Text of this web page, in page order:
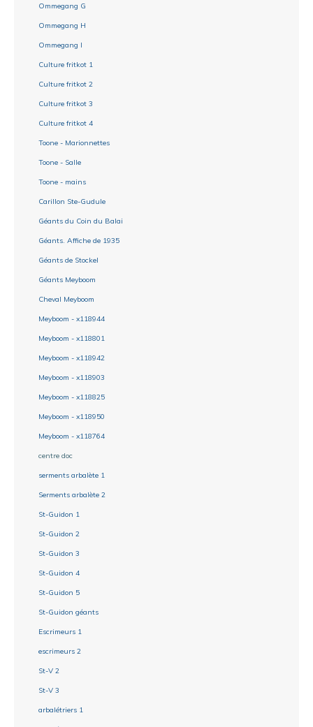
Ommegang G
Ommegang H
Ommegang I
Culture fritkot 1
Culture fritkot 2
Culture fritkot 3
Culture fritkot 4
Toone - Marionnettes
Toone - Salle
Toone - mains
Carillon Ste-Gudule
Géants du Coin du Balai
Géants. Affiche de 1935
Géants de Stockel
Géants Meyboom
Cheval Meyboom
Meyboom - x118944
Meyboom - x118801
Meyboom - x118942
Meyboom - x118903
Meyboom - x118825
Meyboom - x118950
Meyboom - x118764
centre doc
serments arbalète 1
Serments arbalète 2
St-Guidon 1
St-Guidon 2
St-Guidon 3
St-Guidon 4
St-Guidon 5
St-Guidon géants
Escrimeurs 1
escrimeurs 2
St-V 2
St-V 3
arbalétriers 1